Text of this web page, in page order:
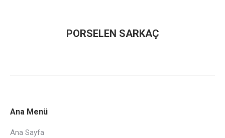
PORSELEN SARKAÇ
Ana Menü
Ana Sayfa